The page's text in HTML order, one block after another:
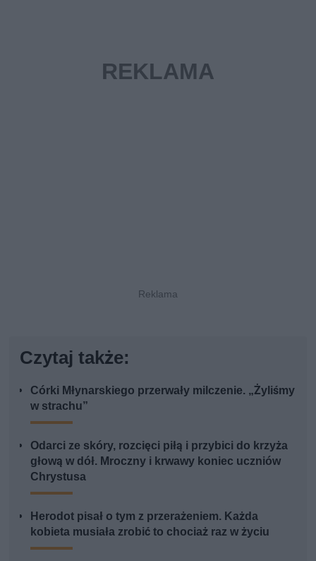
Czytaj także:
Córki Młynarskiego przerwały milczenie. „Żyliśmy
w strachu”
Odarci ze skóry, rozcięci piłą i przybici do krzyża
głową w dół. Mroczny i krwawy koniec uczniów
Chrystusa
Herodot pisał o tym z przerażeniem. Każda
kobieta musiała zrobić to chociaż raz w życiu